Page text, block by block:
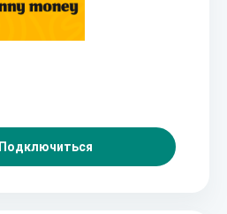
Подключиться